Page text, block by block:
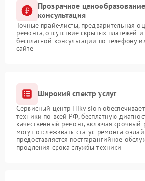
Прозрачное
консультация
Точные прайс-листы, предварительная
ремонта, отсутствие скрытых платежей
бесплатной консультации по телефону
сайте
Широкий спектр услуг
Сервисный центр Hikvision
техники по всей РФ, бесплатную
качественный ремонт, включая срочный
могут отслеживать статус ремонта
предоставляется постгарантийное
продления срока службы техники